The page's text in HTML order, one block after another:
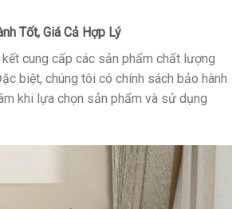
Tốt, Giá Cả Hợp Lý
cung cấp các sản phẩm chất lượng
biệt, chúng tôi có chính sách bảo hành
khi lựa chọn sản phẩm và sử dụng